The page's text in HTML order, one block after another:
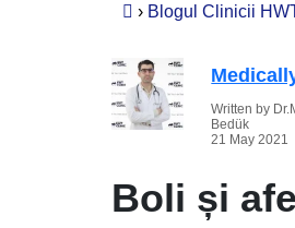
› Blogul Clinicii
Written by
Bedük
21 May 2021
Boli și